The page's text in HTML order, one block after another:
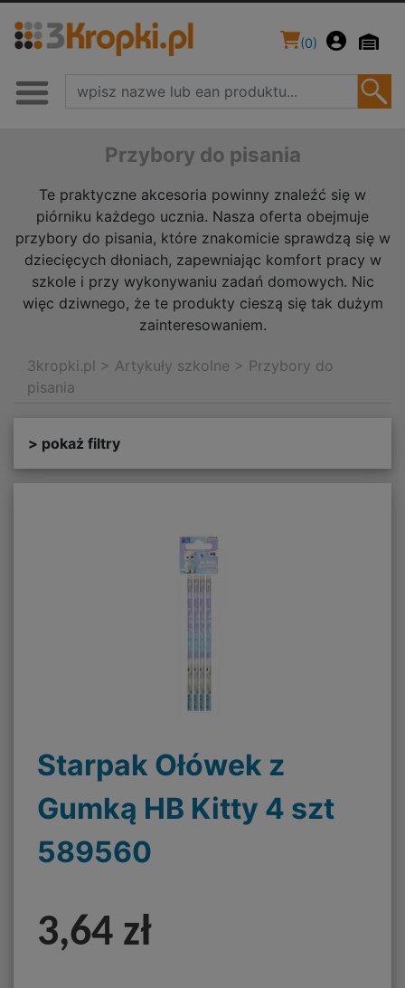
(0)
Przybory do pisania
Te praktyczne akcesoria powinny znaleźć się w
piórniku każdego ucznia. Nasza oferta obejmuje
przybory do pisania, które znakomicie sprawdzą się w
dziecięcych dłoniach, zapewniając komfort pracy w
szkole i przy wykonywaniu zadań domowych. Nic
więc dziwnego, że te produkty cieszą się tak dużym
zainteresowaniem.
3kropki.pl > Artykuły szkolne > Przybory do
pisania
> pokaż filtry
Starpak Ołówek z
Gumką HB Kitty 4 szt
589560
3,64 zł